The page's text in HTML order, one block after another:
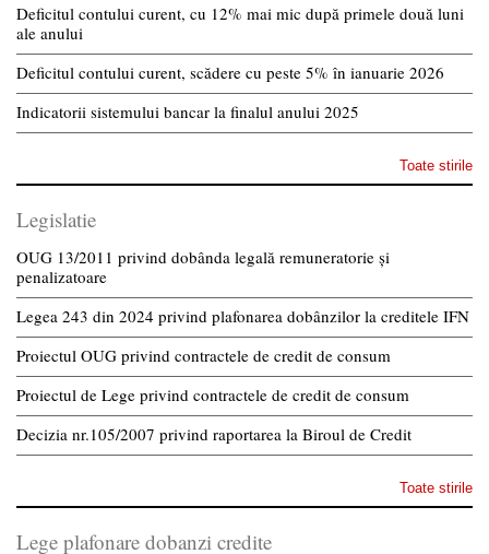
Deficitul contului curent, cu 12% mai mic după primele două luni
ale anului
Deficitul contului curent, scădere cu peste 5% în ianuarie 2026
Indicatorii sistemului bancar la finalul anului 2025
Toate stirile
Legislatie
OUG 13/2011 privind dobânda legală remuneratorie și
penalizatoare
Legea 243 din 2024 privind plafonarea dobânzilor la creditele IFN
Proiectul OUG privind contractele de credit de consum
Proiectul de Lege privind contractele de credit de consum
Decizia nr.105/2007 privind raportarea la Biroul de Credit
Toate stirile
Lege plafonare dobanzi credite